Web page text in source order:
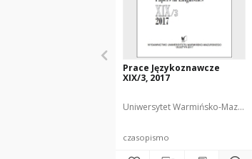
Prace Językoznawcze
XIX/3, 2017
Uniwersytet Warmińsko-Mazurski
czasopismo